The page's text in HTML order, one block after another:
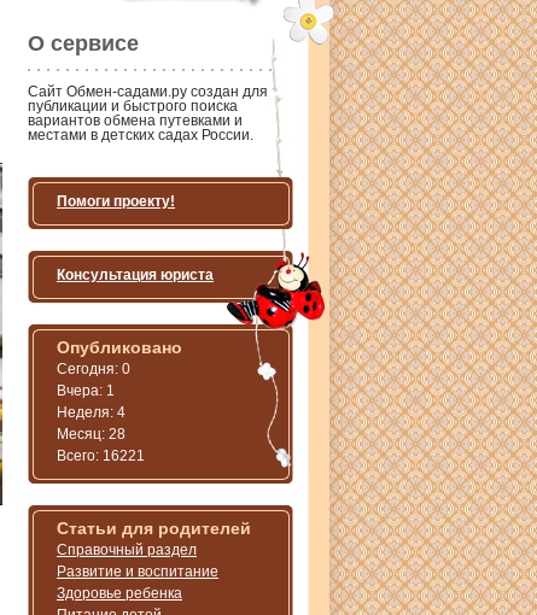
О сервисе
Сайт Обмен-садами.ру создан для
публикации и быстрого поиска
вариантов обмена путевками и
местами в детских садах России.
Помоги проекту!
Консультация юриста
Опубликовано
Сегодня: 0
Вчера: 1
Неделя: 4
Месяц: 28
Всего: 16221
Статьи для родителей
Справочный раздел
Развитие и воспитание
Здоровье ребенка